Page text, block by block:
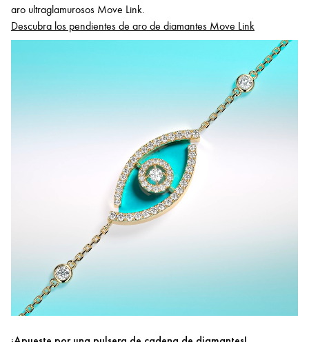
aro ultraglamurosos Move Link.
Descubra los pendientes de aro de diamantes Move Link